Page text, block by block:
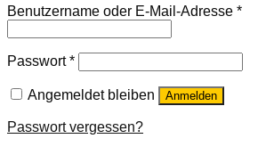
Benutzername oder E-Mail-Adresse *
Passwort*
Angemeldet bleiben Anmelden
Passwort vergessen?